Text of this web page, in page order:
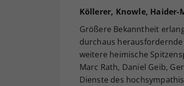
Köllerer, Knowle, Haider-
Größere Bekanntheit
durchaus herausfordernde
weitere heimische
Marc Rath, Daniel Geib,
Dienste des